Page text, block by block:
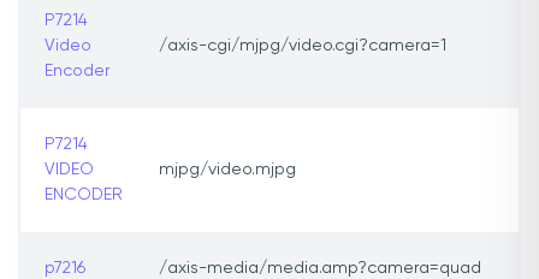
P7214
Video
Encoder
/axis-cgi/mjpg/video.cgi?camera=1
P7214
VIDEO
ENCODER
mjpg/video.mjpg
p7216 /axis-media/media.amp?camera=quad